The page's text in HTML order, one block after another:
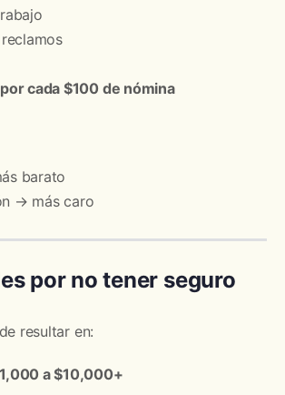
por cada $100 de nómina
barato
→ más caro
por no tener seguro
resultar en:
a $10,000+